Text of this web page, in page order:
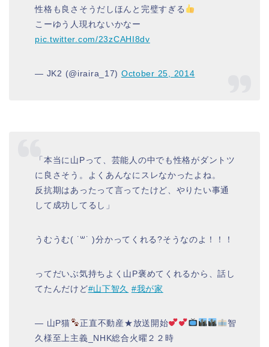
性格も良さそうだしほんと完璧すぎる
こーゆう人現れないかなー
pic.twitter.com/23zCAHI8dv
— JK2 (@iraira_17) October 25, 2014
「本当に山Pって、芸能人の中でも性格がダントツ
に良さそう。よくあんなにスレなかったよね。
反抗期はあったって言ってたけど、やりたい事通
して成功してるし」
うむうむ( ˙꒳​˙ )分かってくれる?そうなのよ！！！
ってだいぶ気持ちよく山P褒めてくれるから、話し
てたんだけど#山下智久 #我が家
— 山P猫 正直不動産★放送開始
智
久様至上主義_NHK総合火曜２２時